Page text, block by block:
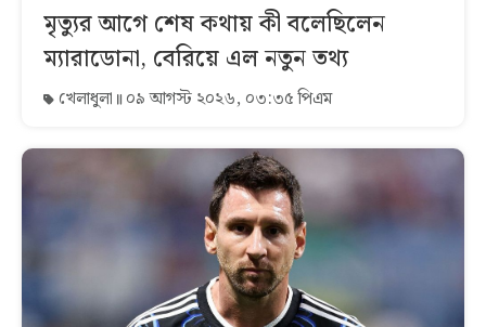
মৃত্যুর আগে শেষ কথায় কী বলেছিলেন
ম্যারাডোনা, বেরিয়ে এল নতুন তথ্য
খেলাধুলা ০৯ আগস্ট ২০২৬, ০৩:৩৫ পিএম